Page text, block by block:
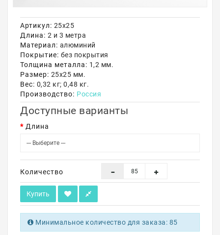
Акции
Артикул: 25х25
Длина: 2 и 3 метра
Материал: алюминий
Покрытие: без покрытия
Толщина металла: 1,2 мм.
Размер: 25х25 мм.
Вес: 0,32 кг; 0,48 кг.
Производство: Россия
Доступные варианты
Длина
Количество
Купить
Минимальное количество для заказа: 85